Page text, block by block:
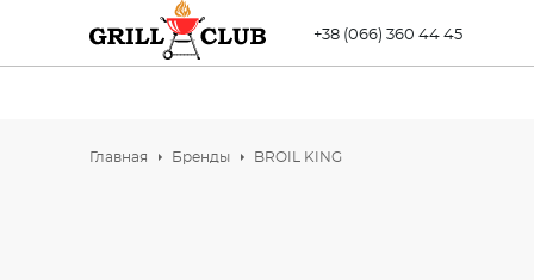
+38 (066) 360 44 45
Главная Бренды BROIL KING